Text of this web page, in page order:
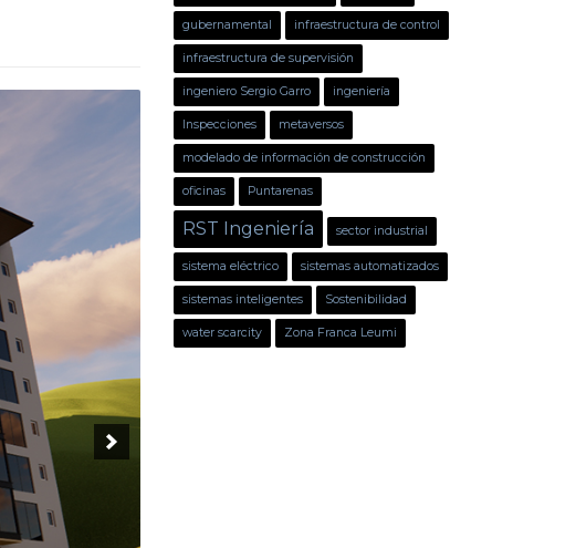
gubernamental infraestructura de control
infraestructura de supervisión
ingeniero Sergio Garro ingeniería
Inspecciones metaversos
modelado de información de construcción
oficinas Puntarenas
RST Ingeniería sector industrial
sistema eléctrico sistemas automatizados
sistemas inteligentes Sostenibilidad
water scarcity Zona Franca Leumi